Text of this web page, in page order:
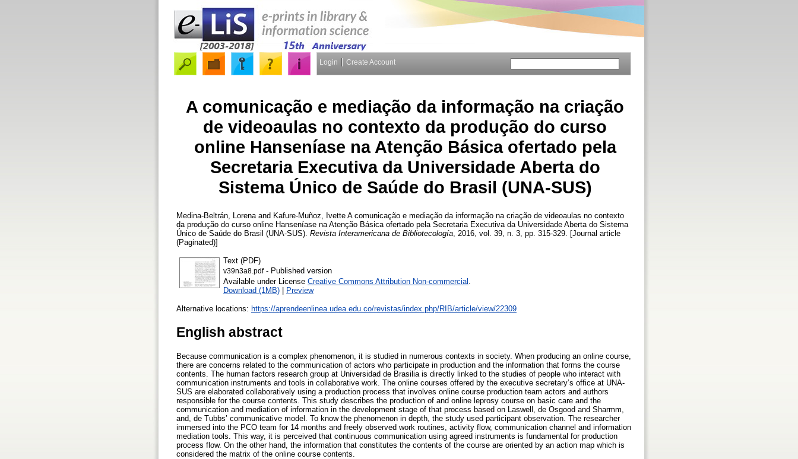
Login Create Account
A comunicação e mediação da informação na criação
de videoaulas no contexto da produção do curso
online Hanseníase na Atenção Básica ofertado pela
Secretaria Executiva da Universidade Aberta do
Sistema Único de Saúde do Brasil (UNA-SUS)
Medina-Beltrán, Lorena and Kafure-Muñoz, Ivette A comunicação e mediação da informação na criação de videoaulas no contexto
da produção do curso online Hanseníase na Atenção Básica ofertado pela Secretaria Executiva da Universidade Aberta do Sistema
Único de Saúde do Brasil (UNA-SUS). Revista Interamericana de Bibliotecología , 2016, vol. 39, n. 3, pp. 315-329. [Journal article
(Paginated)]
Text (PDF)
v39n3a8.pdf- Published version
Available under License Creative Commons Attribution Non-commercial
Download (1MB) | Preview
Alternative locations: https://aprendeenlinea.udea.edu.co/revistas/index.php/RIB/article/view/22309
English abstract
Because communication is a complex phenomenon, it is studied in numerous contexts in society. When producing an online course,
there are concerns related to the communication of actors who participate in production and the information that forms the course
contents. The human factors research group at Universidad de Brasilia is directly linked to the studies of people who interact with
communication instruments and tools in collaborative work. The online courses offered by the executive secretary’s office at UNA-
SUS are elaborated collaboratively using a production process that involves online course production team actors and authors
responsible for the course contents. This study describes the production of and online leprosy course on basic care and the
communication and mediation of information in the development stage of that process based on Laswell, de Osgood and Sharmm,
and, de Tubbs’ communicative model. To know the phenomenon in depth, the study used participant observation. The researcher
immersed into the PCO team for 14 months and freely observed work routines, activity flow, communication channel and information
mediation tools. This way, it is perceived that continuous communication using agreed instruments is fundamental for production
process flow. On the other hand, the information that constitutes the contents of the course are oriented by an action map which is
considered the matrix of the online course contents.